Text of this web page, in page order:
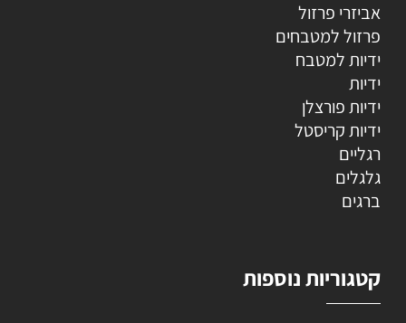
אביזרי פרזול
פרזול למטבחים
ידיות למטבח
ידיות
ידיות פורצלן
ידיות קריסטל
רגליים
גלגלים
ברגים
קטגוריות נוספות